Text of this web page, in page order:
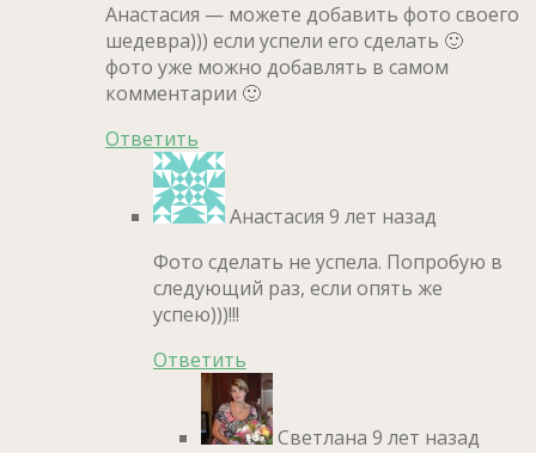
Анастасия — можете добавить фото своего
шедевра))) если успели его сделать 🙂
фото уже можно добавлять в самом
комментарии 🙂
Ответить
Анастасия 9 лет назад
Фото сделать не успела. Попробую в
следующий раз, если опять же
успею)))!!!
Ответить
Светлана 9 лет назад